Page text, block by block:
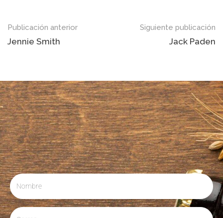
Publicación anterior
Jennie Smith
Siguiente publicación
Jack Paden